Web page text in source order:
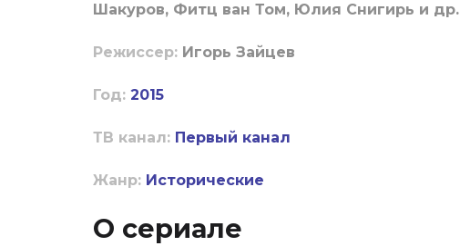
Шакуров, Фитц ван Том, Юлия Снигирь и др.
Режиссер: Игорь Зайцев
Год: 2015
ТВ канал: Первый канал
Жанр: Исторические
О сериале